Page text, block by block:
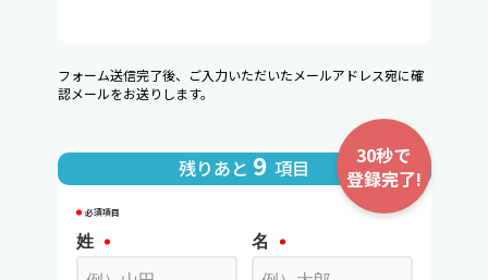
フォーム送信完了後、ご入力いただいたメールアドレス宛に確
認メールをお送りします。
30秒で
登録完了!
残りあと 9 項目